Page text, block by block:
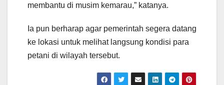
membantu di musim kemarau,” katanya.
Ia pun berharap agar pemerintah segera datang
ke lokasi untuk melihat langsung kondisi para
petani di wilayah tersebut.